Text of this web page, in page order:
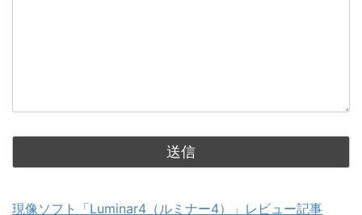
現像ソフト「Luminar4（ルミナー4）」レビュー記事